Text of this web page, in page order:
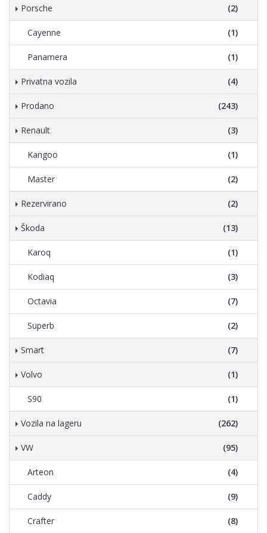
Porsche (2)
Cayenne (1)
Panamera (1)
Privatna vozila (4)
Prodano (243)
Renault (3)
Kangoo (1)
Master (2)
Rezervirano (2)
Škoda (13)
Karoq (1)
Kodiaq (3)
Octavia (7)
Superb (2)
Smart (7)
Volvo (1)
S90 (1)
Vozila na lageru (262)
VW (95)
Arteon (4)
Caddy (9)
Crafter (8)